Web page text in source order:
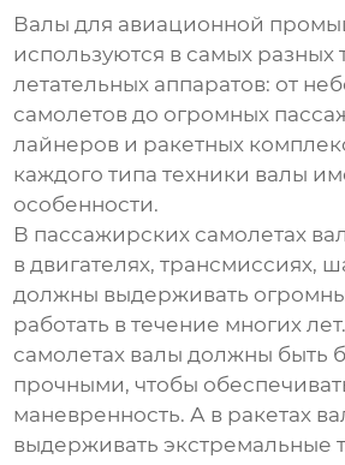
Валы для авиационной
используются в самых разных
летательных аппаратов: от
самолетов до огромных
лайнеров и ракетных
каждого типа техники валы
особенности.
В пассажирских самолетах
в двигателях, трансмиссиях,
должны выдерживать
работать в течение многих
самолетах валы должны быть
прочными, чтобы
маневренность. А в ракетах
выдерживать экстремальные